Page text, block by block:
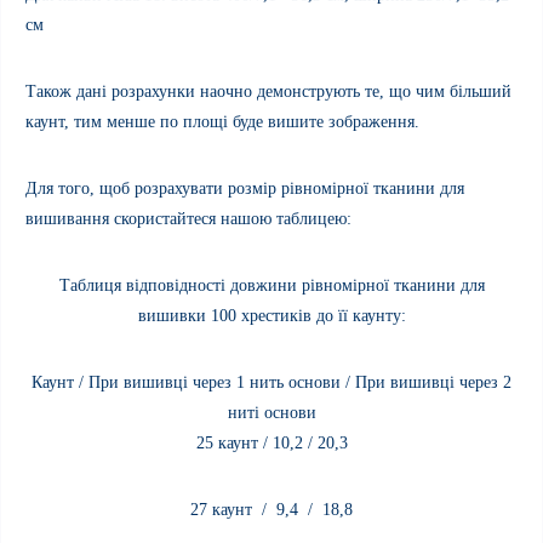
см
Також дані розрахунки наочно демонструють те, що чим більший
каунт, тим менше по площі буде вишите зображення.
Для того, щоб розрахувати розмір рівномірної тканини для
вишивання скористайтеся нашою таблицею:
Таблиця відповідності довжини рівномірної тканини для
вишивки 100 хрестиків до її каунту:
Каунт / При вишивці через 1 нить основи / При вишивці через 2
ниті основи
25 каунт / 10,2 / 20,3
27 каунт / 9,4 / 18,8